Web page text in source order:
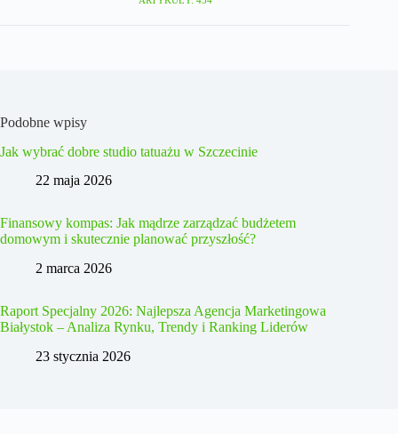
Podobne wpisy
Jak wybrać dobre studio tatuażu w Szczecinie
22 maja 2026
Finansowy kompas: Jak mądrze zarządzać budżetem
domowym i skutecznie planować przyszłość?
2 marca 2026
Raport Specjalny 2026: Najlepsza Agencja Marketingowa
Białystok – Analiza Rynku, Trendy i Ranking Liderów
23 stycznia 2026